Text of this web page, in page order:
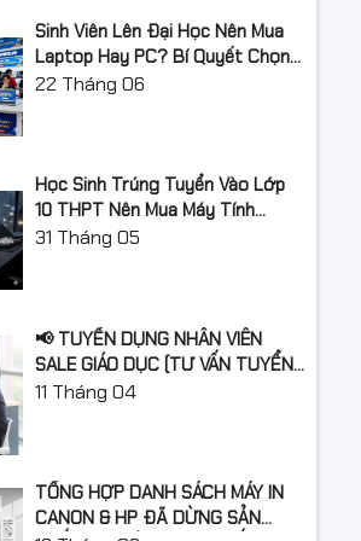
-20 to 40°C (-4 to 104°F)
10 to 95% RH
Sinh Viên Lên Đại Học Nên Mua
Laptop Hay PC? Bí Quyết Chọn
Máy Tính Đúng Nhu Cầu, Không
22 Tháng 06
Học Sinh Trúng Tuyển Vào Lớp
10 THPT Nên Mua Máy Tính
Laptop Gì Năm Học 2026 -
31 Tháng 05
📢 TUYỂN DỤNG NHÂN VIÊN
SALE GIÁO DỤC (TƯ VẤN TUYỂN
SINH)
11 Tháng 04
TỔNG HỢP DANH SÁCH MÁY IN
CANON & HP ĐÃ DỪNG SẢN